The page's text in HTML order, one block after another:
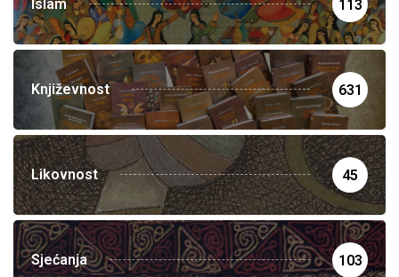
Islam 113
Književnost 631
Likovnost 45
Sjećanja 103